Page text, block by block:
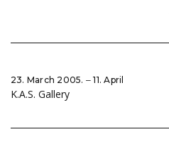
23. March 2005. ‒ 11. April
K.A.S. Gallery